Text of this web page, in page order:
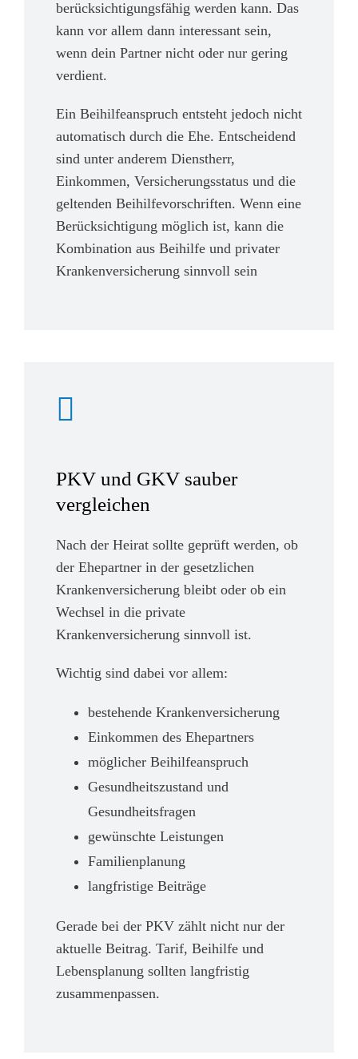
berücksichtigungsfähig werden kann. Das
kann vor allem dann interessant sein,
wenn dein Partner nicht oder nur gering
verdient.
Ein Beihilfeanspruch entsteht jedoch nicht
automatisch durch die Ehe. Entscheidend
sind unter anderem Dienstherr,
Einkommen, Versicherungsstatus und die
geltenden Beihilfevorschriften. Wenn eine
Berücksichtigung möglich ist, kann die
Kombination aus Beihilfe und privater
Krankenversicherung sinnvoll sein
PKV und GKV sauber
vergleichen
Nach der Heirat sollte geprüft werden, ob
der Ehepartner in der gesetzlichen
Krankenversicherung bleibt oder ob ein
Wechsel in die private
Krankenversicherung sinnvoll ist.
Wichtig sind dabei vor allem:
bestehende Krankenversicherung
Einkommen des Ehepartners
möglicher Beihilfeanspruch
Gesundheitszustand und
Gesundheitsfragen
gewünschte Leistungen
Familienplanung
langfristige Beiträge
Gerade bei der PKV zählt nicht nur der
aktuelle Beitrag. Tarif, Beihilfe und
Lebensplanung sollten langfristig
zusammenpassen.